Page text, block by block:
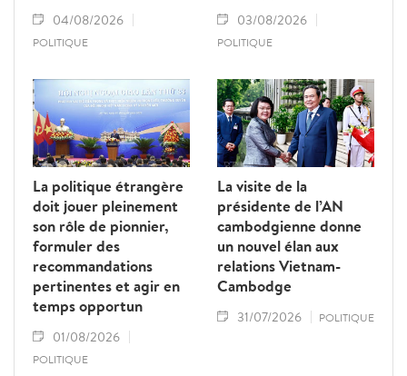
04/08/2026
POLITIQUE
03/08/2026
POLITIQUE
La politique étrangère
doit jouer pleinement
son rôle de pionnier,
formuler des
recommandations
pertinentes et agir en
temps opportun
01/08/2026
POLITIQUE
La visite de la
présidente de l’AN
cambodgienne donne
un nouvel élan aux
relations Vietnam-
Cambodge
31/07/2026 POLITIQUE